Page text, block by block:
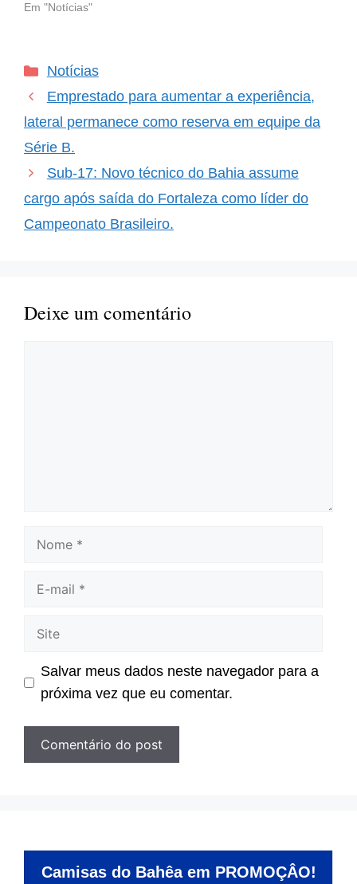
Durante a Copa do
negociações; são
mudar a carreira de um
atleta e até mesmo…
Em "Notícias"
Categorias
Notícias
Emprestado para aumentar a experiência,
lateral permanece como reserva em equipe da
Série B.
Sub-17: Novo técnico do Bahia assume
cargo após saída do Fortaleza como líder do
Campeonato Brasileiro.
Deixe um comentário
Nome
Site
Salvar meus dados neste navegador para a
próxima vez que eu comentar.
Camisas do Bahêa em PROMOÇÂO!